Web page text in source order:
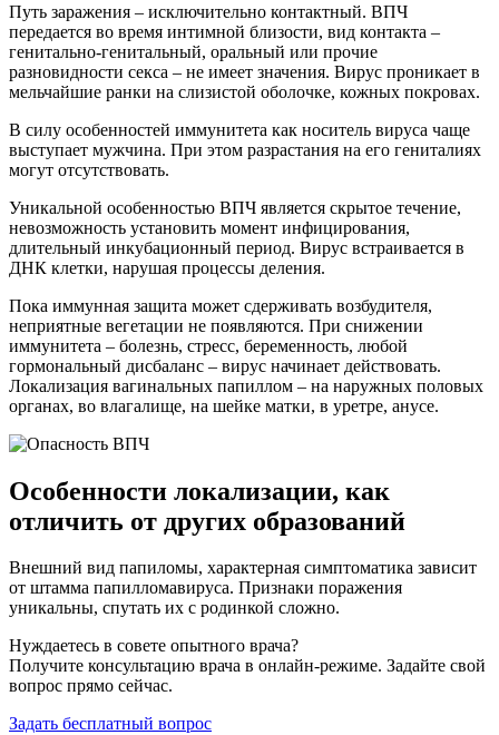
Путь заражения – исключительно контактный. ВПЧ
передается во время интимной близости, вид контакта –
генитально-генитальный, оральный или прочие
разновидности секса – не имеет значения. Вирус проникает в
мельчайшие ранки на слизистой оболочке, кожных покровах.
В силу особенностей иммунитета как носитель вируса чаще
выступает мужчина. При этом разрастания на его гениталиях
могут отсутствовать.
Уникальной особенностью ВПЧ является скрытое течение,
невозможность установить момент инфицирования,
длительный инкубационный период. Вирус встраивается в
ДНК клетки, нарушая процессы деления.
Пока иммунная защита может сдерживать возбудителя,
неприятные вегетации не появляются. При снижении
иммунитета – болезнь, стресс, беременность, любой
гормональный дисбаланс – вирус начинает действовать.
Локализация вагинальных папиллом – на наружных половых
органах, во влагалище, на шейке матки, в уретре, анусе.
Особенности локализации, как
отличить от других образований
Внешний вид папиломы, характерная симптоматика зависит
от штамма папилломавируса. Признаки поражения
уникальны, спутать их с родинкой сложно.
Нуждаетесь в совете опытного врача?
Получите консультацию врача в онлайн-режиме. Задайте свой
вопрос прямо сейчас.
Задать бесплатный вопрос